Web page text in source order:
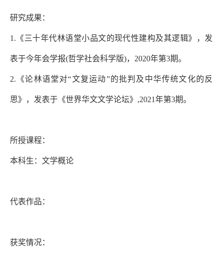
研究成果：
1. 《 三十年代林语堂小品文的现代性建构及其逻辑》，发
表于今年会学报(哲学社会科学版)，2020年第3期。
2.《论林语堂对“文复运动”的批判及中华传统文化的反
思》，发表于《世界华文文学论坛》,2021年第3期。
所授课程：
本科生： 文学概论
代表作品：
获奖情况：